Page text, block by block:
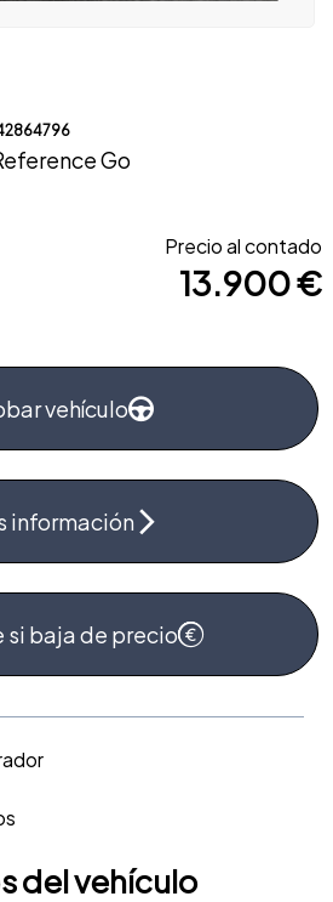
Go
Precio al contado
13.900 €
vehículo
información
si baja de precio
del vehículo